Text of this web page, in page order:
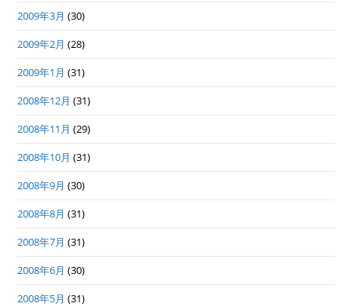
2009年3月 (30)
2009年2月 (28)
2009年1月 (31)
2008年12月 (31)
2008年11月 (29)
2008年10月 (31)
2008年9月 (30)
2008年8月 (31)
2008年7月 (31)
2008年6月 (30)
2008年5月 (31)